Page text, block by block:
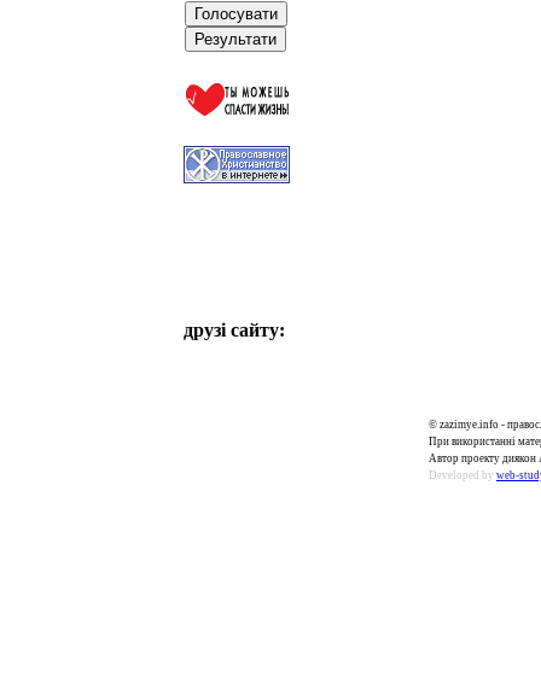
друзі сайту:
© zazimye.info -
При використанні
Автор проекту диякон
Developed by web-